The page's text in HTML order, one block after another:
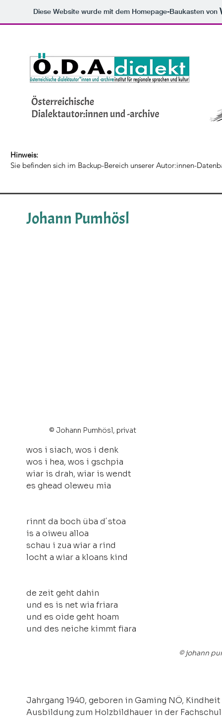
Diese Website wurde mit dem Homepage-Baukasten von
Hinweis:
Sie befinden sich im Backup-Bereich unserer Autor:innen-
Johann Pumhösl
© Johann Pumhösl, privat
wos i siach, wos i denk
wos i hea, wos i gschpia
wiar is drah, wiar is wendt
es ghead oleweu mia
rinnt da boch üba d´stoa
is a oiweu alloa
schau i zua wiar a rind
locht a wiar a kloans kind
de zeit geht dahin
und es is net wia friara
und es oide geht hoam
und des neiche kimmt fiara
© johann
Jahrgang 1940, geboren in Gaming NÖ,
Ausbildung zum Holzbildhauer in der